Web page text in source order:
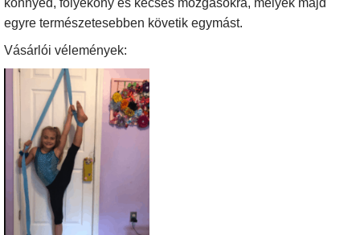
egyre természetesebben követik egymást.
Vásárlói vélemények: